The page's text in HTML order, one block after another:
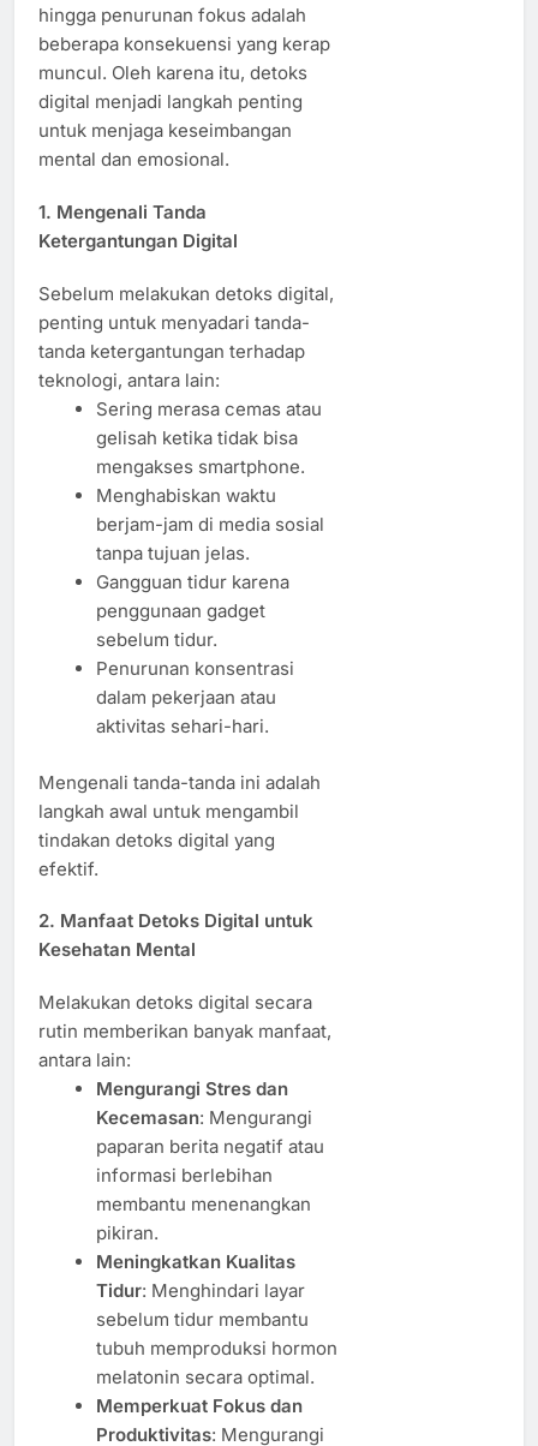
hingga penurunan fokus adalah
beberapa konsekuensi yang kerap
muncul. Oleh karena itu, detoks
digital menjadi langkah penting
untuk menjaga keseimbangan
mental dan emosional.
1. Mengenali Tanda
Ketergantungan Digital
Sebelum melakukan detoks digital,
penting untuk menyadari tanda-
tanda ketergantungan terhadap
teknologi, antara lain:
Sering merasa cemas atau
gelisah ketika tidak bisa
mengakses smartphone.
Menghabiskan waktu
berjam-jam di media sosial
tanpa tujuan jelas.
Gangguan tidur karena
penggunaan gadget
sebelum tidur.
Penurunan konsentrasi
dalam pekerjaan atau
aktivitas sehari-hari.
Mengenali tanda-tanda ini adalah
langkah awal untuk mengambil
tindakan detoks digital yang
efektif.
2. Manfaat Detoks Digital untuk
Kesehatan Mental
Melakukan detoks digital secara
rutin memberikan banyak manfaat,
antara lain:
Mengurangi Stres dan
Kecemasan: Mengurangi
paparan berita negatif atau
informasi berlebihan
membantu menenangkan
pikiran.
Meningkatkan Kualitas
Tidur: Menghindari layar
sebelum tidur membantu
tubuh memproduksi hormon
melatonin secara optimal.
Memperkuat Fokus dan
Produktivitas: Mengurangi